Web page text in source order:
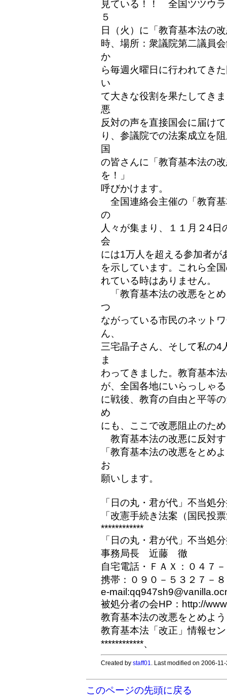
見ている！！ 全国ツツウ
５
日（火）に「教育基本法の
時、場所：衆議院第二議員
か
ら毎週火曜日に行われてき
い
て大きな役割を果たしてき
悪
反対の声を直接国会に届け
り、参議院での法案成立を
国
の皆さんに「教育基本法の
を！」
呼びかけます。
全国連絡会主催の「教育
の
人々が集まり、１１月２4
会
には1万人を超える参加者が
を示しています。これら全
れている時はありません。
「教育基本法の改悪をと
つ
ながっている市民のネット
ん、
三宅晶子さん、そして私の4
ま
わってきました。教育基本
が、全国各地にいらっしゃ
に戦後、教育の自由と平等
め
にも、ここで改悪阻止のた
教育基本法の改悪に反対
「教育基本法の改悪をとめ
お
願いします。
「日の丸・君が代」不当処
「改憲手続き法案（国民投
************
「日の丸・君が代」不当処
事務局長 近藤 徹
自宅電話・ＦＡＸ：０４７
携帯：０９０－５３２７－
e-
被処分者の会HP：http://
教育基本法の改悪をとめよ
教育基本法「改正」情報セ
************、
Created bystaff01. Last modified on 2006-
このページの先頭に戻る